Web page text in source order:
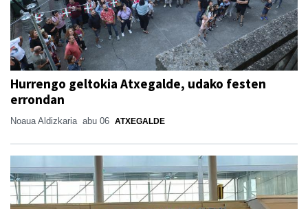
Hurrengo geltokia Atxegalde, udako festen
errondan
Noaua Aldizkaria abu 06 ATXEGALDE